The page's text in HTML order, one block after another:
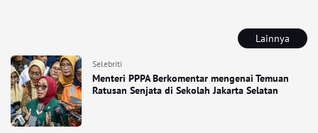
Lainnya
Selebriti
Menteri PPPA Berkomentar mengenai Temuan
Ratusan Senjata di Sekolah Jakarta Selatan